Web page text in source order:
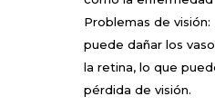
Problemas de
puede dañar los
la retina, lo que
pérdida de visión.